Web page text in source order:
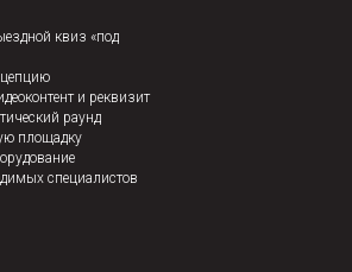
квиз «под
и реквизит
раунд
площадку
специалистов